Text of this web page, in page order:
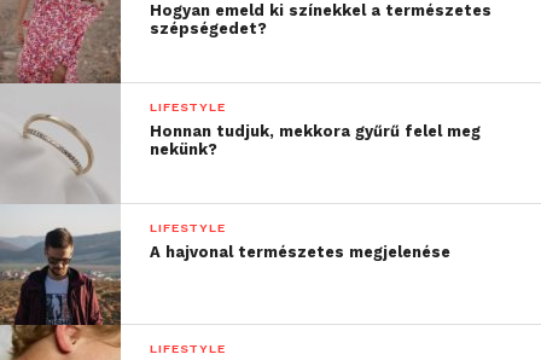
Hogyan emeld ki színekkel a természetes
szépségedet?
LIFESTYLE
Honnan tudjuk, mekkora gyűrű felel meg
nekünk?
LIFESTYLE
A hajvonal természetes megjelenése
LIFESTYLE